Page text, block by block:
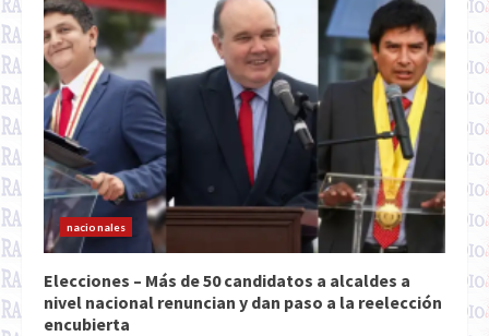
nacionales
Elecciones – Más de 50 candidatos a alcaldes a
nivel nacional renuncian y dan paso a la reelección
encubierta